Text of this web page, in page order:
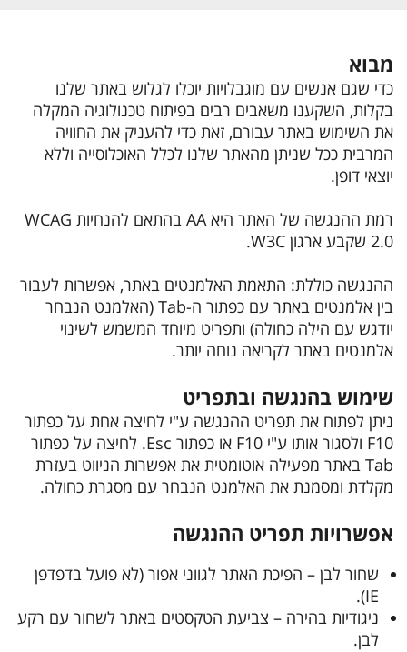
מבוא
כדי שגם אנשים עם מוגבלויות יוכלו לגלוש באתר שלנו
בקלות, השקענו משאבים רבים בפיתוח טכנולוגיה המקלה
את השימוש באתר עבורם, זאת כדי להעניק את החוויה
המרבית ככל שניתן מהאתר שלנו לכלל האוכלוסייה וללא
יוצאי דופן.
רמת ההנגשה של האתר היא AA בהתאם להנחיות WCAG
2.0 שקבע ארגון W3C.
ההנגשה כוללת: התאמת האלמנטים באתר, אפשרות לעבור
בין אלמנטים באתר עם כפתור ה-Tab (האלמנט הנבחר
יודגש עם הילה כחולה) ותפריט מיוחד המשמש לשינוי
אלמנטים באתר לקריאה נוחה יותר.
שימוש בהנגשה ובתפריט
ניתן לפתוח את תפריט ההנגשה ע"י לחיצה אחת על כפתור
F10 ולסגור אותו ע"י F10 או כפתור Esc. לחיצה על כפתור
Tab באתר מפעילה אוטומטית את אפשרות הניווט בעזרת
מקלדת ומסמנת את האלמנט הנבחר עם מסגרת כחולה.
אפשרויות תפריט ההנגשה
שחור לבן – הפיכת האתר לגווני אפור (לא פועל בדפדפן
IE).
ניגודיות בהירה – צביעת הטקסטים באתר לשחור עם רקע
לבן.